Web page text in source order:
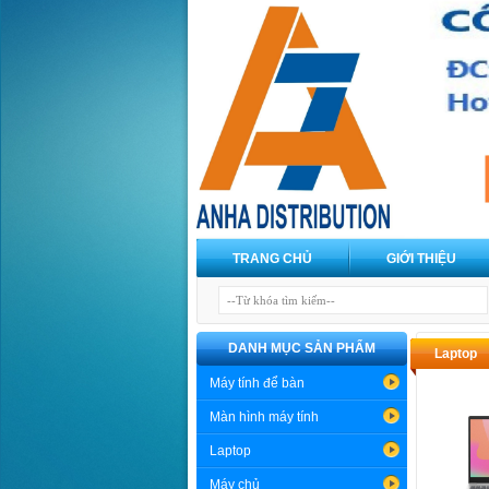
TRANG CHỦ GIỚI THIỆU
DANH MỤC SẢN PHẨM
Máy tính để bàn
Màn hình máy tính
Laptop
Máy chủ
Laptop